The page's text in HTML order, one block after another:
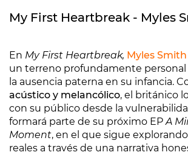
My First Heartbreak - Myles
En My First Heartbreak, Myles Smith
un terreno profundamente personal
la ausencia paterna en su infancia.
acústico y melancólico, el británico
con su público desde la
formará parte de su próximo EPA
Moment, en el que sigue
reales a través de una narrativa